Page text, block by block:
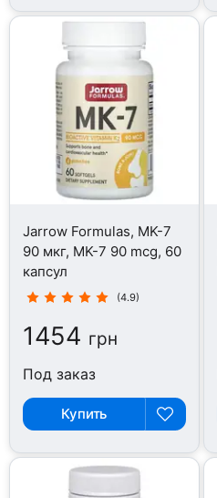
Jarrow Formulas, MK-7
90 мкг, MK-7 90 mcg, 60
капсул
(4.9)
1454 грн
Под заказ
Купить